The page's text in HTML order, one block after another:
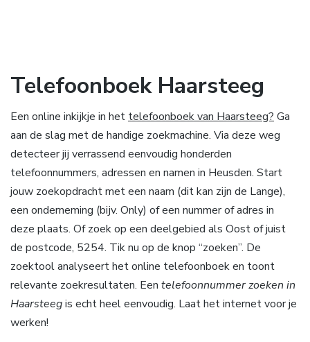
Telefoonboek Haarsteeg
Een online inkijkje in het telefoonboek van Haarsteeg? Ga
aan de slag met de handige zoekmachine. Via deze weg
detecteer jij verrassend eenvoudig honderden
telefoonnummers, adressen en namen in Heusden. Start
jouw zoekopdracht met een naam (dit kan zijn de Lange),
een onderneming (bijv. Only) of een nummer of adres in
deze plaats. Of zoek op een deelgebied als Oost of juist
de postcode, 5254. Tik nu op de knop “zoeken”. De
zoektool analyseert het online telefoonboek en toont
relevante zoekresultaten. Een telefoonnummer zoeken in
Haarsteegis echt heel eenvoudig. Laat het internet voor je
werken!